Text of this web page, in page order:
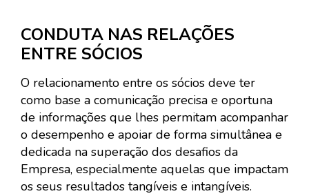
CONDUTA NAS RELAÇÕES
ENTRE SÓCIOS
O relacionamento entre os sócios deve ter
como base a comunicação precisa e oportuna
de informações que lhes permitam acompanhar
o desempenho e apoiar de forma simultânea e
dedicada na superação dos desafios da
Empresa, especialmente aquelas que impactam
os seus resultados tangíveis e intangíveis.